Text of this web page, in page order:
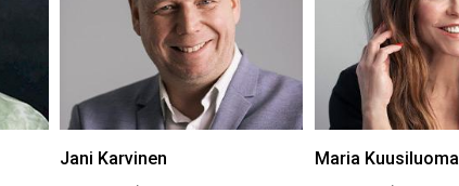
Jani Karvinen Maria Kuusiluoma